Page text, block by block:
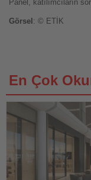
Panel, katılımcıların
Görsel : © ETİK
En Çok